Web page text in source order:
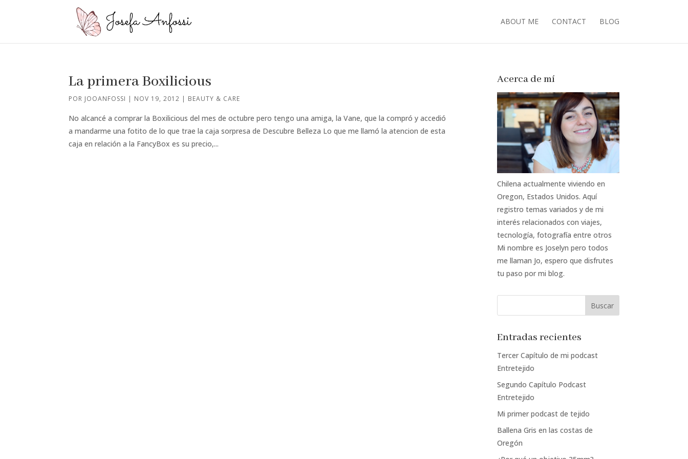
ABOUT ME CONTACT BLOG
La primera Boxilicious
POR JOOANFOSSI | NOV 19, 2012 | BEAUTY & CARE
No alcancé a comprar la Boxilicious del mes de octubre pero tengo una amiga, la Vane, que la compró y accedió
a mandarme una fotito de lo que trae la caja sorpresa de Descubre Belleza Lo que me llamó la atencion de esta
caja en relación a la FancyBox es su precio,...
Acerca de mí
Chilena actualmente viviendo en
Oregon, Estados Unidos. Aquí
registro temas variados y de mi
interés relacionados con viajes,
tecnología, fotografía entre otros
Mi nombre es Joselyn pero todos
me llaman Jo, espero que disfrutes
tu paso por mi blog.
Entradas recientes
Tercer Capítulo de mi podcast
Entretejido
Segundo Capítulo Podcast
Entretejido
Mi primer podcast de tejido
Ballena Gris en las costas de
Oregón